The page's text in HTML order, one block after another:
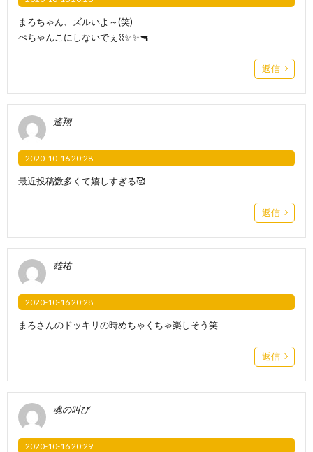
まろちゃん、ズルいよ～(笑)
ぺちゃんこにしないでぇ⛓️✨✨🔫
返信
遙翔
2020-10-16 20:28
最近投稿数多くて嬉しすぎる🥰
返信
雄祐
2020-10-16 20:28
まろさんのドッキリの時めちゃくちゃ楽しそう笑
返信
魂の叫び
2020-10-16 20:29